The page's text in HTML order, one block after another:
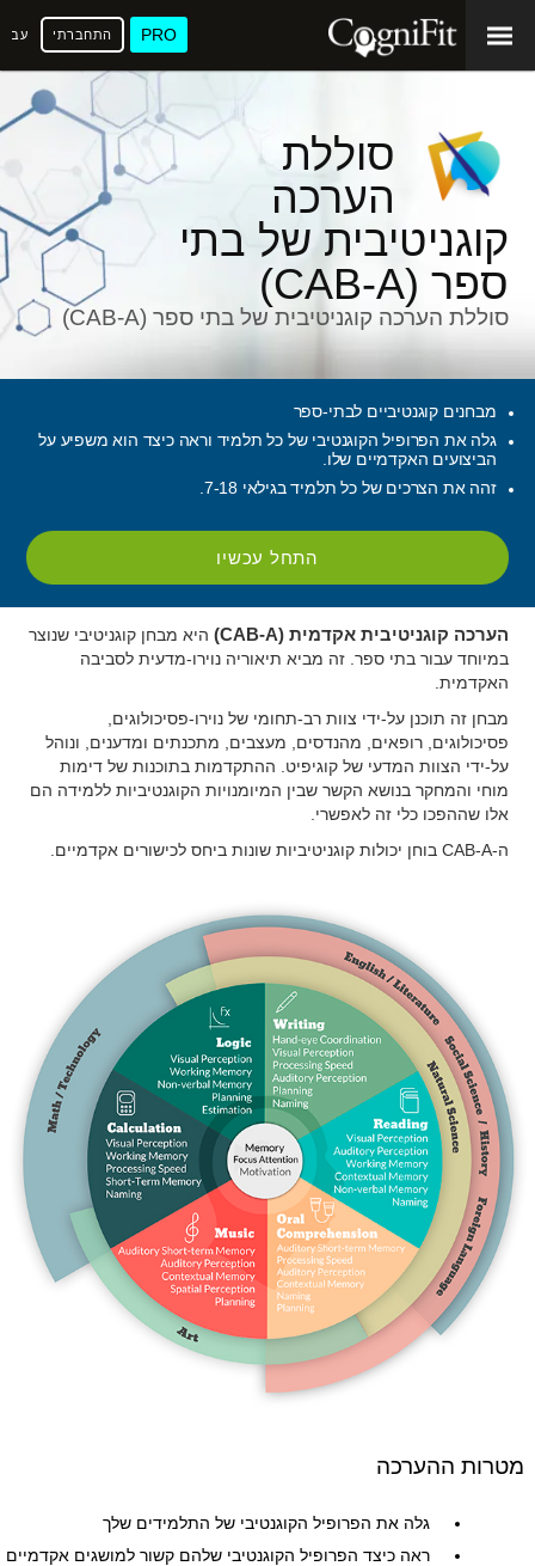
PRO התחברתי
סוללת
הערכה
קוגניטיבית של בתי
ספר (CAB-A)
סוללת הערכה קוגניטיבית של בתי ספר (CAB-A)
מבחנים קוגנטיביים לבתי-ספר
גלה את הפרופיל הקוגנטיבי של כל תלמיד וראה כיצד הוא משפיע על
הביצועים האקדמיים שלו.
זהה את הצרכים של כל תלמיד בגילאי 7-18.
התחל עכשיו
הערכה קוגניטיבית אקדמית (CAB-A)
היא מבחן קוגניטיבי שנוצר
במיוחד עבור בתי ספר. זה מביא תיאוריה נוירו-מדעית לסביבה
האקדמית.
מבחן זה תוכנן על-ידי צוות רב-תחומי של נוירו-פסיכולוגים,
פסיכולוגים, רופאים, מהנדסים, מעצבים, מתכנתים ומדענים, ונוהל
על-ידי הצוות המדעי של קוגיפיט. ההתקדמות בתוכנות של דימות
מוחי והמחקר בנושא הקשר שבין המיומנויות הקוגנטיביות ללמידה הם
אלו שההפכו כלי זה לאפשרי.
ה-CAB-A בוחן יכולות קוגניטיביות שונות ביחס לכישורים אקדמיים.
מטרות ההערכה
גלה את הפרופיל הקוגנטיבי של התלמידים שלך
ראה כיצד הפרופיל הקוגנטיבי שלהם קשור למושגים אקדמיים